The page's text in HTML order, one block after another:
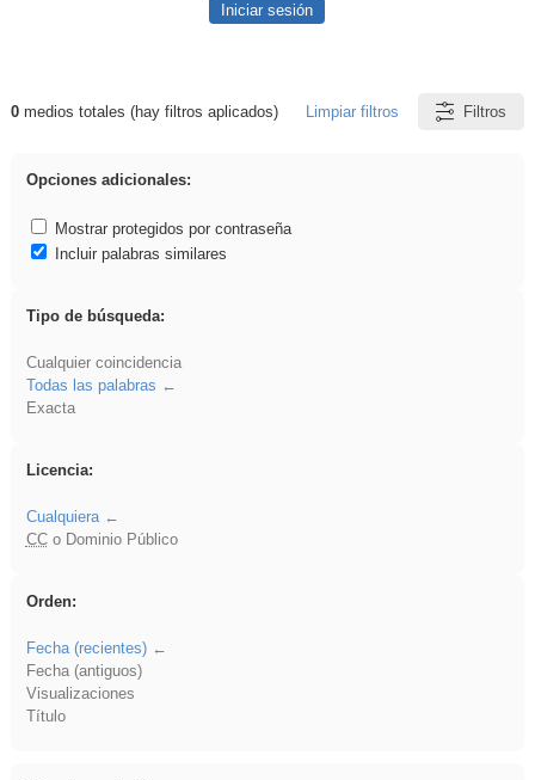
Iniciar sesión
Resultados de: vidriera
0medios totales (hay filtros aplicados) Limpiar filtros Filtros
Opciones adicionales:
Mostrar protegidos por contraseña
Incluir palabras similares
Tipo de búsqueda:
Cualquier coincidencia
Todas las palabras
Exacta
Licencia:
Cualquiera
CCo Dominio Público
Orden:
Fecha (recientes)
Fecha (antiguos)
Visualizaciones
Título